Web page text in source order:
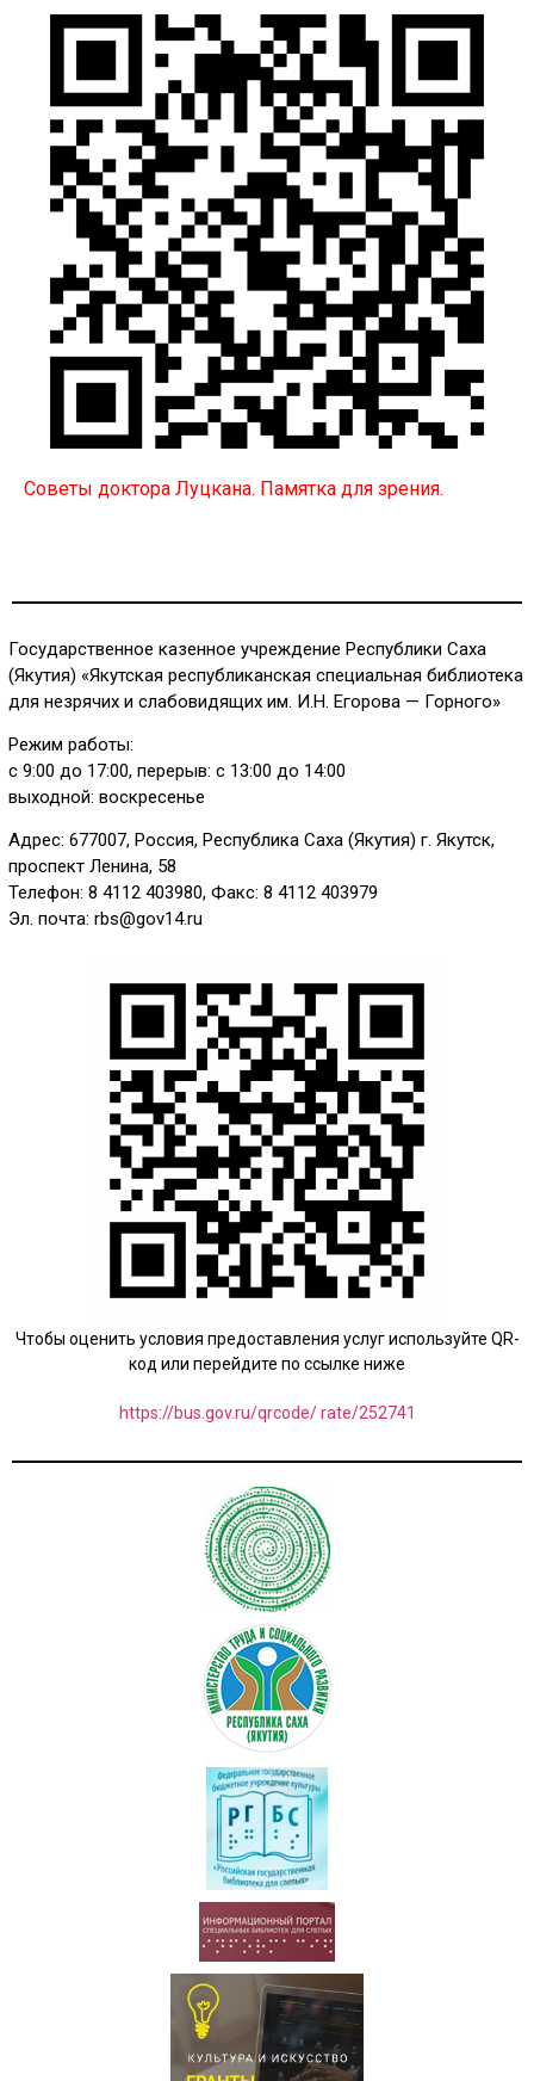
Советы доктора Луцкана. Памятка для зрения.
Государственное казенное учреждение Республики Саха
(Якутия) «Якутская республиканская специальная библиотека
для незрячих и слабовидящих им. И.Н. Егорова — Горного»
Режим работы:
с 9:00 до 17:00, перерыв: с 13:00 до 14:00
выходной: воскресенье
Адрес: 677007, Россия, Республика Саха (Якутия) г. Якутск,
проспект Ленина, 58
Телефон: 8 4112 403980, Факс: 8 4112 403979
Эл. почта: rbs@gov14.ru
Чтобы оценить условия предоставления услуг используйте QR-
код или перейдите по ссылке ниже
https://bus.gov.ru/qrcode/ rate/252741